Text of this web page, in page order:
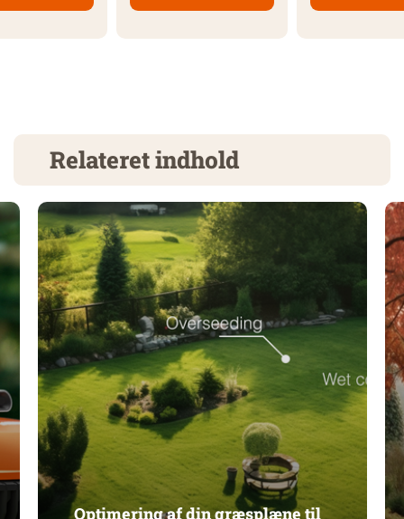
Relateret indhold
Optimering af din græsplæne til